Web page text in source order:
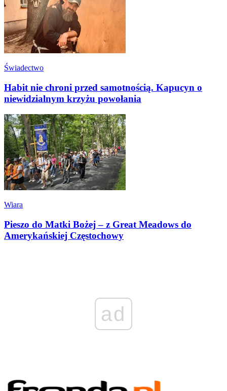
Świadectwo
Habit nie chroni przed samotnością. Kapucyn o
niewidzialnym krzyżu powołania
Wiara
Pieszo do Matki Bożej – z Great Meadows do
Amerykańskiej Częstochowy
ad